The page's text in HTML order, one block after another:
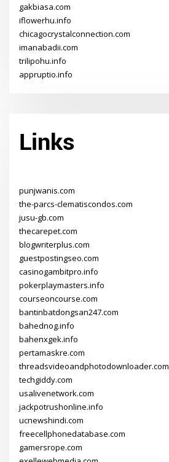
gakbiasa.com
iflowerhu.info
chicagocrystalconnection.com
imanabadii.com
trilipohu.info
appruptio.info
Links
punjwanis.com
the-parcs-clematiscondos.com
jusu-gb.com
thecarepet.com
blogwriterplus.com
guestpostingseo.com
casinogambitpro.info
pokerplaymasters.info
courseoncourse.com
bantinbatdongsan247.com
bahednog.info
bahenxgek.info
pertamaskre.com
threadsvideoandphotodownloader.com
techgiddy.com
usalivenetwork.com
jackpotrushonline.info
ucnewshindi.com
freecellphonedatabase.com
gamersrope.com